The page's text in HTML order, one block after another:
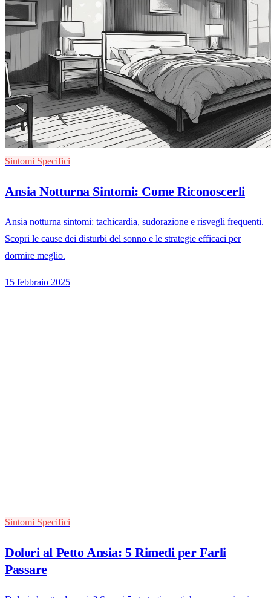
Sintomi Specifici
Ansia Notturna Sintomi: Come Riconoscerli
Ansia notturna sintomi: tachicardia, sudorazione e risvegli frequenti.
Scopri le cause dei disturbi del sonno e le strategie efficaci per
dormire meglio.
15 febbraio 2025
Sintomi Specifici
Dolori al Petto Ansia: 5 Rimedi per Farli
Passare